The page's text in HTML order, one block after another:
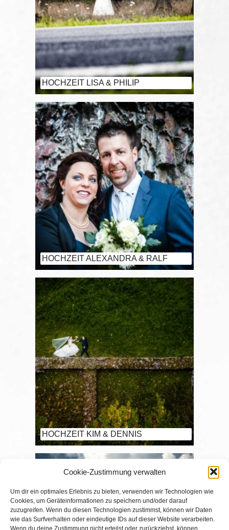
Cookie-Zustimmung verwalten
Um dir ein optimales Erlebnis zu bieten, verwenden wir Technologien wie
Cookies, um Geräteinformationen zu speichern und/oder darauf
zuzugreifen. Wenn du diesen Technologien zustimmst, können wir Daten
wie das Surfverhalten oder eindeutige IDs auf dieser Website verarbeiten.
Wenn du deine Zustimmung nicht erteilst oder zurückziehst, können
HOCHZEIT LISA & PHILIP
HOCHZEIT ALEXANDRA & RALF
HOCHZEIT KIM & DENNIS